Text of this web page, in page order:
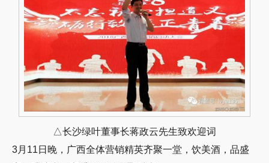
△长沙绿叶董事长蒋政云先生致欢迎词
3月11日晚，广西全体营销精英齐聚一堂，饮美酒，品盛